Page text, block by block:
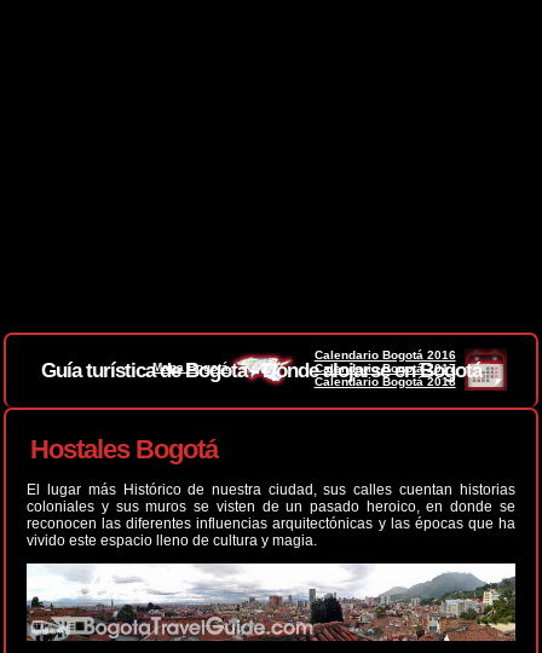
Guía turística de Bogotá - Donde alojarse en Bogotá
Calendario Bogotá 2016
Calendario Bogotá 2017
Calendario Bogotá 2018
Mapa Bogotá
Hostales Bogotá
El lugar más Histórico de nuestra ciudad, sus calles cuentan historias
coloniales y sus muros se visten de un pasado heroico, en donde se
reconocen las diferentes influencias arquitectónicas y las épocas que ha
vivido este espacio lleno de cultura y magia.